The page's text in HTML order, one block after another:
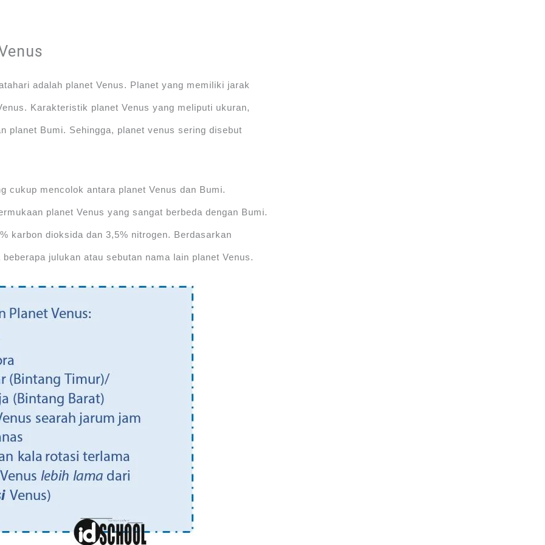
adalah planet Venus. Planet yang memiliki jarak
Karakteristik planet Venus yang meliputi ukuran,
planet Bumi. Sehingga, planet venus sering disebut
cukup mencolok antara planet Venus dan Bumi.
planet Venus yang sangat berbeda dengan Bumi.
karbon dioksida dan 3,5% nitrogen. Berdasarkan
julukan atau sebutan nama lain planet Venus.